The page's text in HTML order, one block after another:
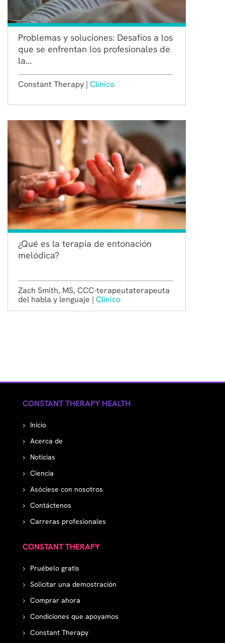
Problemas y soluciones: Desafíos a los
que se enfrentan los profesionales de
la...
Constant Therapy | Clínico
¿Qué es la terapia de entonación
melódica?
Zach Smith, MS, CCC-terapeutaterapeuta
del habla y lenguaje | Clínico
CONSTANT THERAPY HEALTH
Inicio
Acerca de
Noticias
Ciencia
Asóciese con nosotros
Contáctenos
Carreras profesionales
CONSTANT THERAPY
Pruébelo gratis
Solicitar una demostración
Comprar ahora
Condiciones que apoyamos
Constant Therapy